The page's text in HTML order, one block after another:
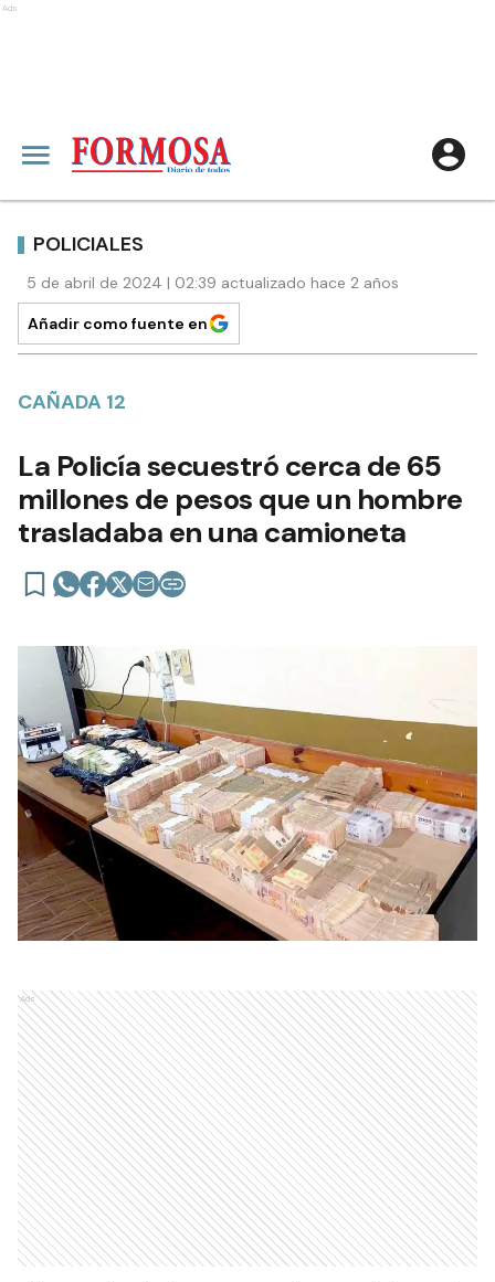
Ads
POLICIALES
5 de abril de 2024 | 02:39 actualizado hace 2 años
Añadir como fuente en
CAÑADA 12
La Policía secuestró cerca de 65
millones de pesos que un hombre
trasladaba en una camioneta
Ads